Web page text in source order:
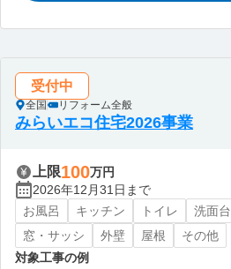
受付中
全国 リフォーム全般
みらいエコ住宅2026事業
上限100万円
2026年12月31日まで
お風呂
キッチン トイレ 洗面台
窓・サッシ
外壁 屋根
その他
対象工事の例